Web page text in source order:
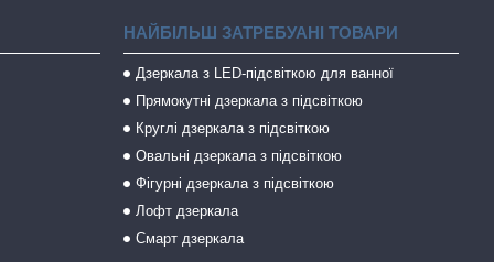
НАЙБІЛЬШ ЗАТРЕБУАНІ ТОВАРИ
Дзеркала з LED-підсвіткою для ванної
Прямокутні дзеркала з підсвіткою
Круглі дзеркала з підсвіткою
Овальні дзеркала з підсвіткою
Фігурні дзеркала з підсвіткою
Лофт дзеркала
Смарт дзеркала